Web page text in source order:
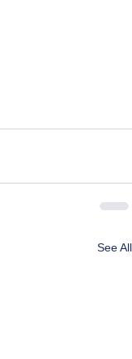
See All